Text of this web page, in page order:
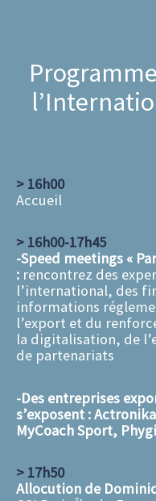
> 16h00
Accueil
> 16h00-17h45
-Speed meetings «
: rencontrez des
l’international, des
informations
l’export et du
la digitalisation, de
de partenariats
-Des entreprises
s’exposent :
MyCoach Sport,
> 17h50
Allocution de